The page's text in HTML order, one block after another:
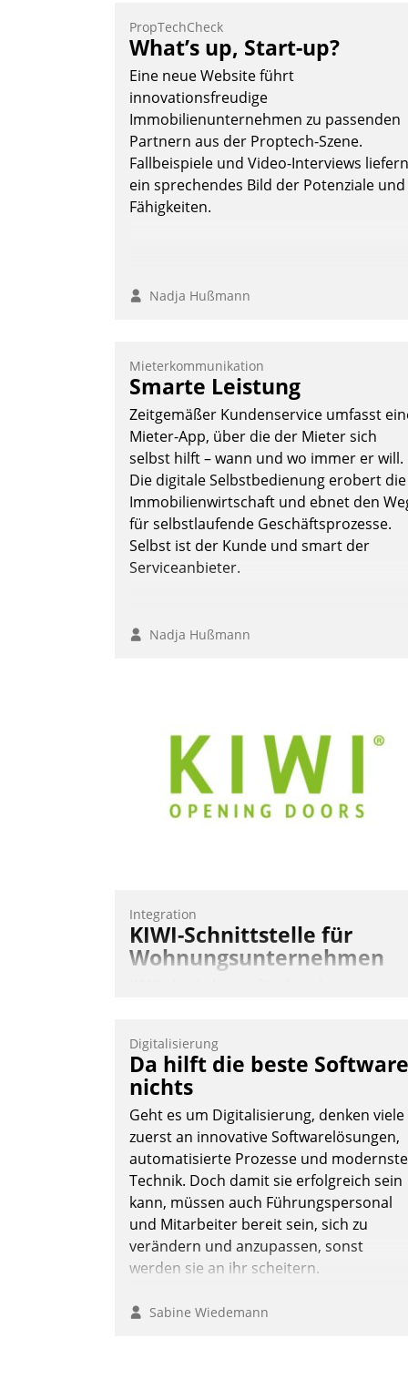
auf dem Laufenden bleiben, Daten
einsehen und ändern oder
Schadensmeldungen abgeben – rund um
die Uhr.
Andreas Lerchner
PropTechCheck
What’s up, Start-up?
Eine neue Website führt
innovationsfreudige
Immobilienunternehmen zu passenden
Partnern aus der Proptech-Szene.
Fallbeispiele und Video-Interviews liefern
ein sprechendes Bild der Potenziale und
Fähigkeiten.
Nadja Hußmann
Mieterkommunikation
Smarte Leistung
Zeitgemäßer Kundenservice umfasst
Mieter-App, über die der Mieter sich
selbst hilft – wann und wo immer er will.
Die digitale Selbstbedienung erobert die
Immobilienwirtschaft und ebnet den
für selbstlaufende Geschäftsprozesse.
Selbst ist der Kunde und smart der
Serviceanbieter.
Nadja Hußmann
Integration
KIWI-Schnittstelle für
Wohnungsunternehmen
Softwareentwicklungshaus Datatrain.
Andreas Lerchner
Digitalisierung
Da hilft die beste Software
nichts
Geht es um Digitalisierung, denken viele
zuerst an innovative Softwarelösungen,
automatisierte Prozesse und modernste
Technik. Doch damit sie erfolgreich sein
kann, müssen auch Führungspersonal
und Mitarbeiter bereit sein, sich zu
verändern und anzupassen, sonst
werden sie an ihr scheitern.
Sabine Wiedemann